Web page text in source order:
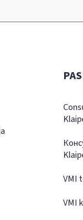
VMI
VMI